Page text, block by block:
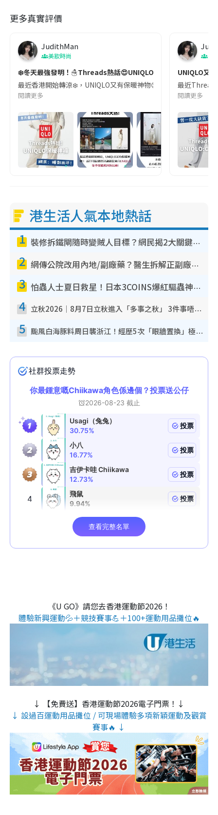
更多真實評價
JudithMan
美妝時尚
❄️冬天最強發明！☃️Threads熱話😍UNIQLO保暖神褲🤍✨ | 網民
最近香港開始轉涼❄️，UNIQLO又有保暖神物😍！近日引起熱烈討
閱讀更多
美
UNIQLO又
最近
閱讀更多
港生活人氣本地熱話
1 裝修拆鐵閘隨時變賊人目標？網民揭2大關鍵用途：裝新式等於白裝？附新舊鐵閘分別
2 網傳公院改用內地/副廠藥？醫生拆解正副廠分別 揭4類人換藥隨時出事
3 怕蟲人士夏日救星！日本3COINS爆紅驅蟲神器$45起 1招「全程免觸碰」輕鬆搞定小強
4 立秋2026｜8月7日立秋進入「多事之秋」 3件事唔做得！專家教6招開運 清枱頭／銀包納氣接好運
5 颱風白海豚料周日襲浙江！經歷5次「眼牆置換」極罕見 成登陸內地最長途颱風
《U GO》請您去香港運動節2026！
體驗新興運動💦＋競技賽事💪＋100+運動用品攤位🔥
↓ 【免費送】香港運動節2026電子門票！↓
↓ 設過百運動用品攤位 / 可現場體驗多項新穎運動及觀賞
賽事🔥 ↓